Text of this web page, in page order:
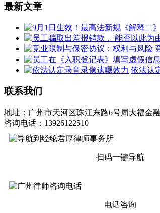
最新文章
依法认
联系我们
地址：广州市天河区珠江东路6号周大福金
咨询电话：13926122510
扫码一键导航
电话咨询